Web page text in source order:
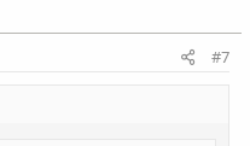
#7